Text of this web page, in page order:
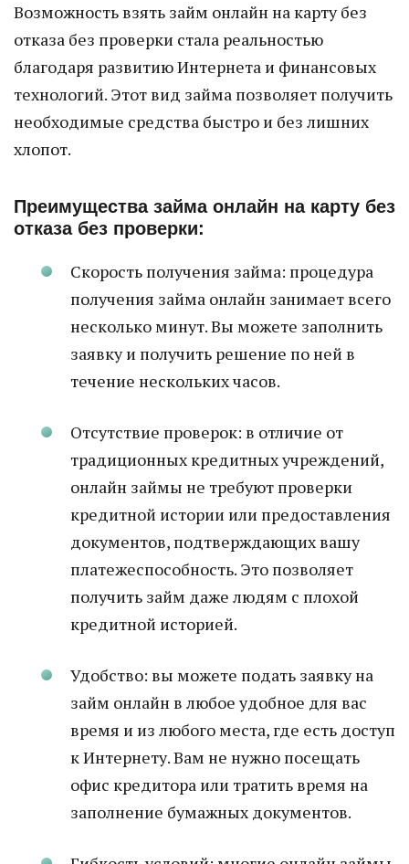
Возможность взять займ онлайн на карту без
отказа без проверки стала реальностью
благодаря развитию Интернета и финансовых
технологий. Этот вид займа позволяет получить
необходимые средства быстро и без лишних
хлопот.
Преимущества займа онлайн на карту без
отказа без проверки:
Скорость получения займа: процедура
получения займа онлайн занимает всего
несколько минут. Вы можете заполнить
заявку и получить решение по ней в
течение нескольких часов.
Отсутствие проверок: в отличие от
традиционных кредитных учреждений,
онлайн займы не требуют проверки
кредитной истории или предоставления
документов, подтверждающих вашу
платежеспособность. Это позволяет
получить займ даже людям с плохой
кредитной историей.
Удобство: вы можете подать заявку на
займ онлайн в любое удобное для вас
время и из любого места, где есть доступ
к Интернету. Вам не нужно посещать
офис кредитора или тратить время на
заполнение бумажных документов.